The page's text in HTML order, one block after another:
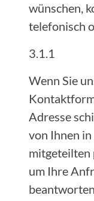
wünschen,
telefonisch
3.1.1
Wenn Sie
Adresse
von Ihnen
mitgeteilten
um Ihre